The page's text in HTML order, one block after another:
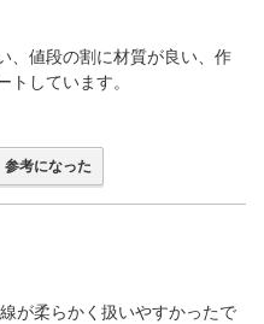
、値段の割に材質が良い、作
しています。
参考になった
が柔らかく扱いやすかったで